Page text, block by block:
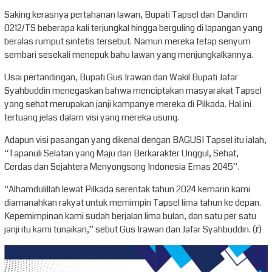
Saking kerasnya pertahanan lawan, Bupati Tapsel dan Dandim
0212/TS beberapa kali terjungkal hingga berguling di lapangan yang
beralas rumput sintetis tersebut. Namun mereka tetap senyum
sembari sesekali menepuk bahu lawan yang menjungkalkannya.
Usai pertandingan, Bupati Gus Irawan dan Wakil Bupati Jafar
Syahbuddin menegaskan bahwa menciptakan masyarakat Tapsel
yang sehat merupakan janji kampanye mereka di Pilkada. Hal ini
tertuang jelas dalam visi yang mereka usung.
Adapun visi pasangan yang dikenal dengan BAGUSI Tapsel itu ialah,
“Tapanuli Selatan yang Maju dan Berkarakter Unggul, Sehat,
Cerdas dan Sejahtera Menyongsong Indonesia Emas 2045”.
“Alhamdulillah lewat Pilkada serentak tahun 2024 kemarin kami
diamanahkan rakyat untuk memimpin Tapsel lima tahun ke depan.
Kepemimpinan kami sudah berjalan lima bulan, dan satu per satu
janji itu kami tunaikan,” sebut Gus Irawan dan Jafar Syahbuddin. (r)